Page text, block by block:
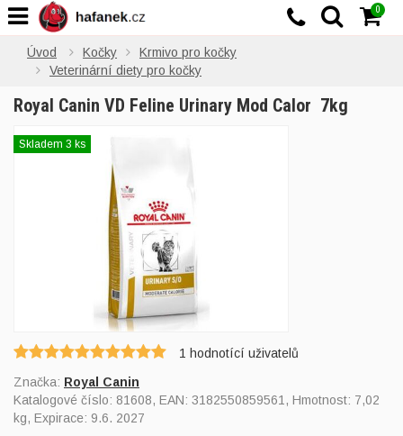
Úvod Kočky
Krmivo pro kočky
Veterinární diety pro kočky
Royal Canin VD Feline Urinary Mod Calor 7kg
Skladem 3 ks
1 hodnotící uživatelů
Značka: Royal Canin
Katalogové číslo: 81608, EAN: 3182550859561 , Hmotnost: 7,02
kg, Expirace: 9.6. 2027
0